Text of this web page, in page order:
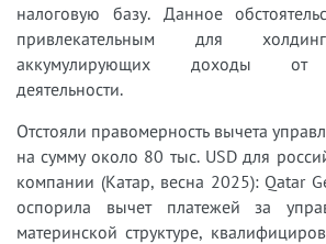
налоговую базу. Данное
привлекательным для
аккумулирующих доходы от
деятельности.
Отстояли правомерность вычета
на сумму около 80 тыс. USD для
компании (Катар, весна 2025): Qatar
оспорила вычет платежей за
материнской структуре,